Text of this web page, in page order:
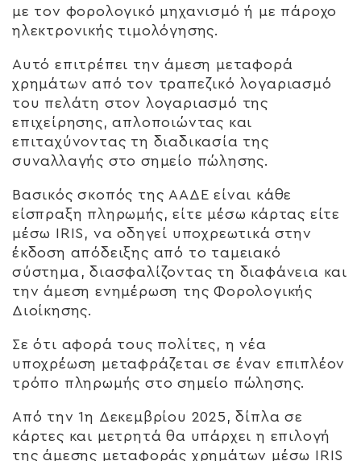
με τον φορολογικό μηχανισμό ή με πάροχο
ηλεκτρονικής τιμολόγησης.
Αυτό επιτρέπει την άμεση μεταφορά
χρημάτων από τον τραπεζικό λογαριασμό
του πελάτη στον λογαριασμό της
επιχείρησης, απλοποιώντας και
επιταχύνοντας τη διαδικασία της
συναλλαγής στο σημείο πώλησης.
Βασικός σκοπός της ΑΑΔΕ είναι κάθε
είσπραξη πληρωμής, είτε μέσω κάρτας είτε
μέσω IRIS, να οδηγεί υποχρεωτικά στην
έκδοση απόδειξης από το ταμειακό
σύστημα, διασφαλίζοντας τη διαφάνεια και
την άμεση ενημέρωση της Φορολογικής
Διοίκησης.
Σε ότι αφορά τους πολίτες, η νέα
υποχρέωση μεταφράζεται σε έναν επιπλέον
τρόπο πληρωμής στο σημείο πώλησης.
Από την 1η Δεκεμβρίου 2025, δίπλα σε
κάρτες και μετρητά θα υπάρχει η επιλογή
της άμεσης μεταφοράς χρημάτων μέσω IRIS